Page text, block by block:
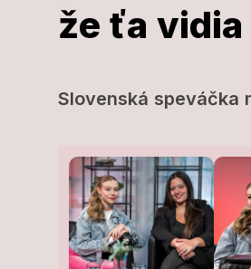
že ťa
Slovenská speváčka
len